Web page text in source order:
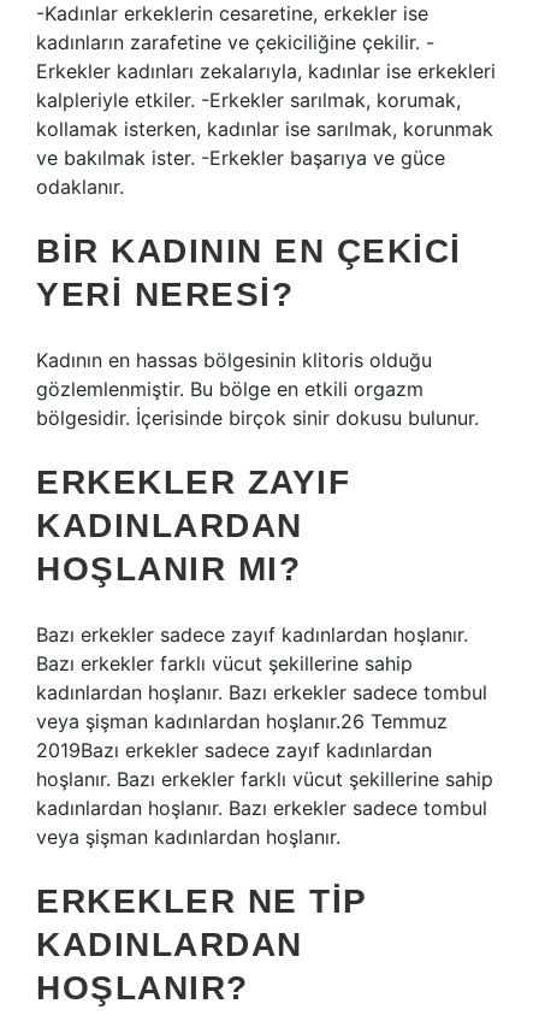
-Kadınlar erkeklerin cesaretine, erkekler ise
kadınların zarafetine ve çekiciliğine çekilir. -
Erkekler kadınları zekalarıyla, kadınlar ise erkekleri
kalpleriyle etkiler. -Erkekler sarılmak, korumak,
kollamak isterken, kadınlar ise sarılmak, korunmak
ve bakılmak ister. -Erkekler başarıya ve güce
odaklanır.
BIR KADININ EN ÇEKICI
YERI NERESI?
Kadının en hassas bölgesinin klitoris olduğu
gözlemlenmiştir. Bu bölge en etkili orgazm
bölgesidir. İçerisinde birçok sinir dokusu bulunur.
ERKEKLER ZAYIF
KADINLARDAN
HOŞLANIR MI?
Bazı erkekler sadece zayıf kadınlardan hoşlanır.
Bazı erkekler farklı vücut şekillerine sahip
kadınlardan hoşlanır. Bazı erkekler sadece tombul
veya şişman kadınlardan hoşlanır.26 Temmuz
2019Bazı erkekler sadece zayıf kadınlardan
hoşlanır. Bazı erkekler farklı vücut şekillerine sahip
kadınlardan hoşlanır. Bazı erkekler sadece tombul
veya şişman kadınlardan hoşlanır.
ERKEKLER NE TIP
KADINLARDAN
HOŞLANIR?